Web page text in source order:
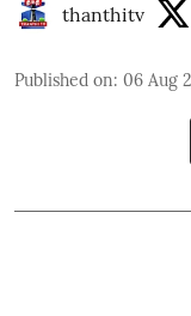
thanthitv
Published on: 06 Aug